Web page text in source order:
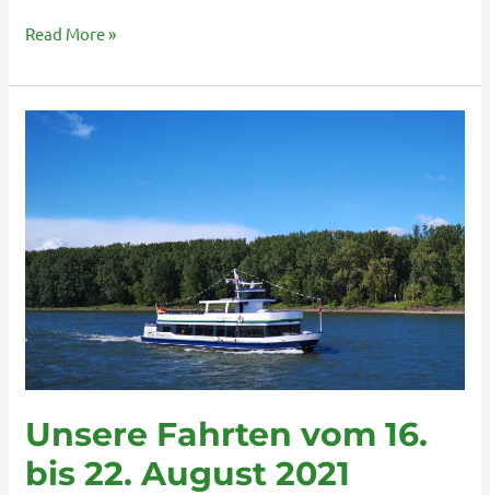
Read More »
Unsere Fahrten vom 16.
bis 22. August 2021
Unsere
22.
August
2021